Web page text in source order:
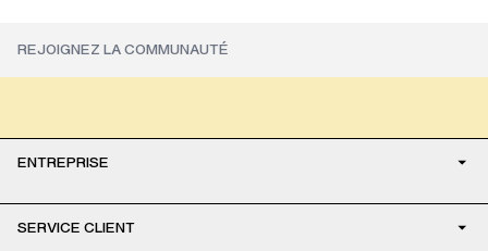
ENTREPRISE
SERVICE CLIENT